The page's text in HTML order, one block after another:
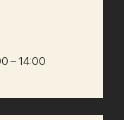
– 14:00